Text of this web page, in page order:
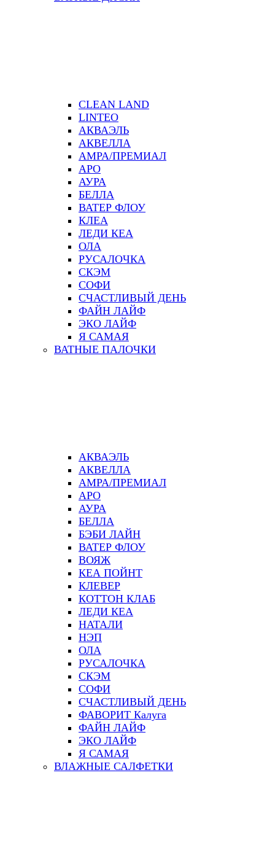
CLEAN LAND
LINTEO
АКВАЭЛЬ
АКВЕЛЛА
АМРА/ПРЕМИАЛ
АРО
АУРА
БЕЛЛА
ВАТЕР ФЛОУ
КЛЕА
ЛЕДИ КЕА
ОЛА
РУСАЛОЧКА
СКЭМ
СОФИ
СЧАСТЛИВЫЙ ДЕНЬ
ФАЙН ЛАЙФ
ЭКО ЛАЙФ
Я САМАЯ
ВАТНЫЕ ПАЛОЧКИ
АКВАЭЛЬ
АКВЕЛЛА
АМРА/ПРЕМИАЛ
АРО
АУРА
БЕЛЛА
БЭБИ ЛАЙН
ВАТЕР ФЛОУ
ВОЯЖ
КЕА ПОЙНТ
КЛЕВЕР
КОТТОН КЛАБ
ЛЕДИ КЕА
НАТАЛИ
НЭП
ОЛА
РУСАЛОЧКА
СКЭМ
СОФИ
СЧАСТЛИВЫЙ ДЕНЬ
ФАВОРИТ Калуга
ФАЙН ЛАЙФ
ЭКО ЛАЙФ
Я САМАЯ
ВЛАЖНЫЕ САЛФЕТКИ